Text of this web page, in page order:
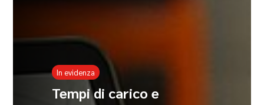
In evidenza
Tempi di carico e